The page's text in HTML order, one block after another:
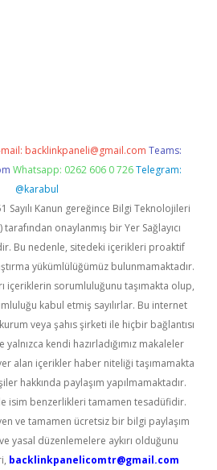
mail: backlinkpaneli@gmail.com Teams:
Whatsapp: 0262 606 0 726 Telegram:
@karabul
Sayılı Kanun gereğince Bilgi Teknolojileri
onaylanmış bir Yer Sağlayıcı
Bu nedenle, sitedeki içerikleri proaktif
yükümlülüğümüz bulunmamaktadır.
içeriklerin sorumluluğunu taşımakta olup,
kabul etmiş sayılırlar. Bu internet
veya şahıs şirketi ile hiçbir bağlantısı
kendi hazırladığımız makaleler
alan içerikler haber niteliği taşımamakta
hakkında paylaşım yapılmamaktadır.
isim benzerlikleri tamamen tesadüfidir.
ve tamamen ücretsiz bir bilgi paylaşım
yasal düzenlemelere aykırı olduğunu
backlinkpanelicomtr@gmail.com